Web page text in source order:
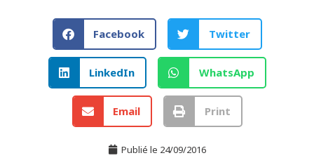
Facebook Twitter
LinkedIn WhatsApp
Email Print
Publié le 24/09/2016